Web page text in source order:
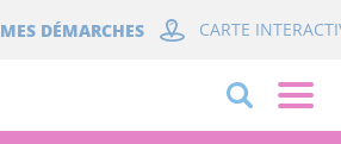
MES DÉMARCHES CARTE